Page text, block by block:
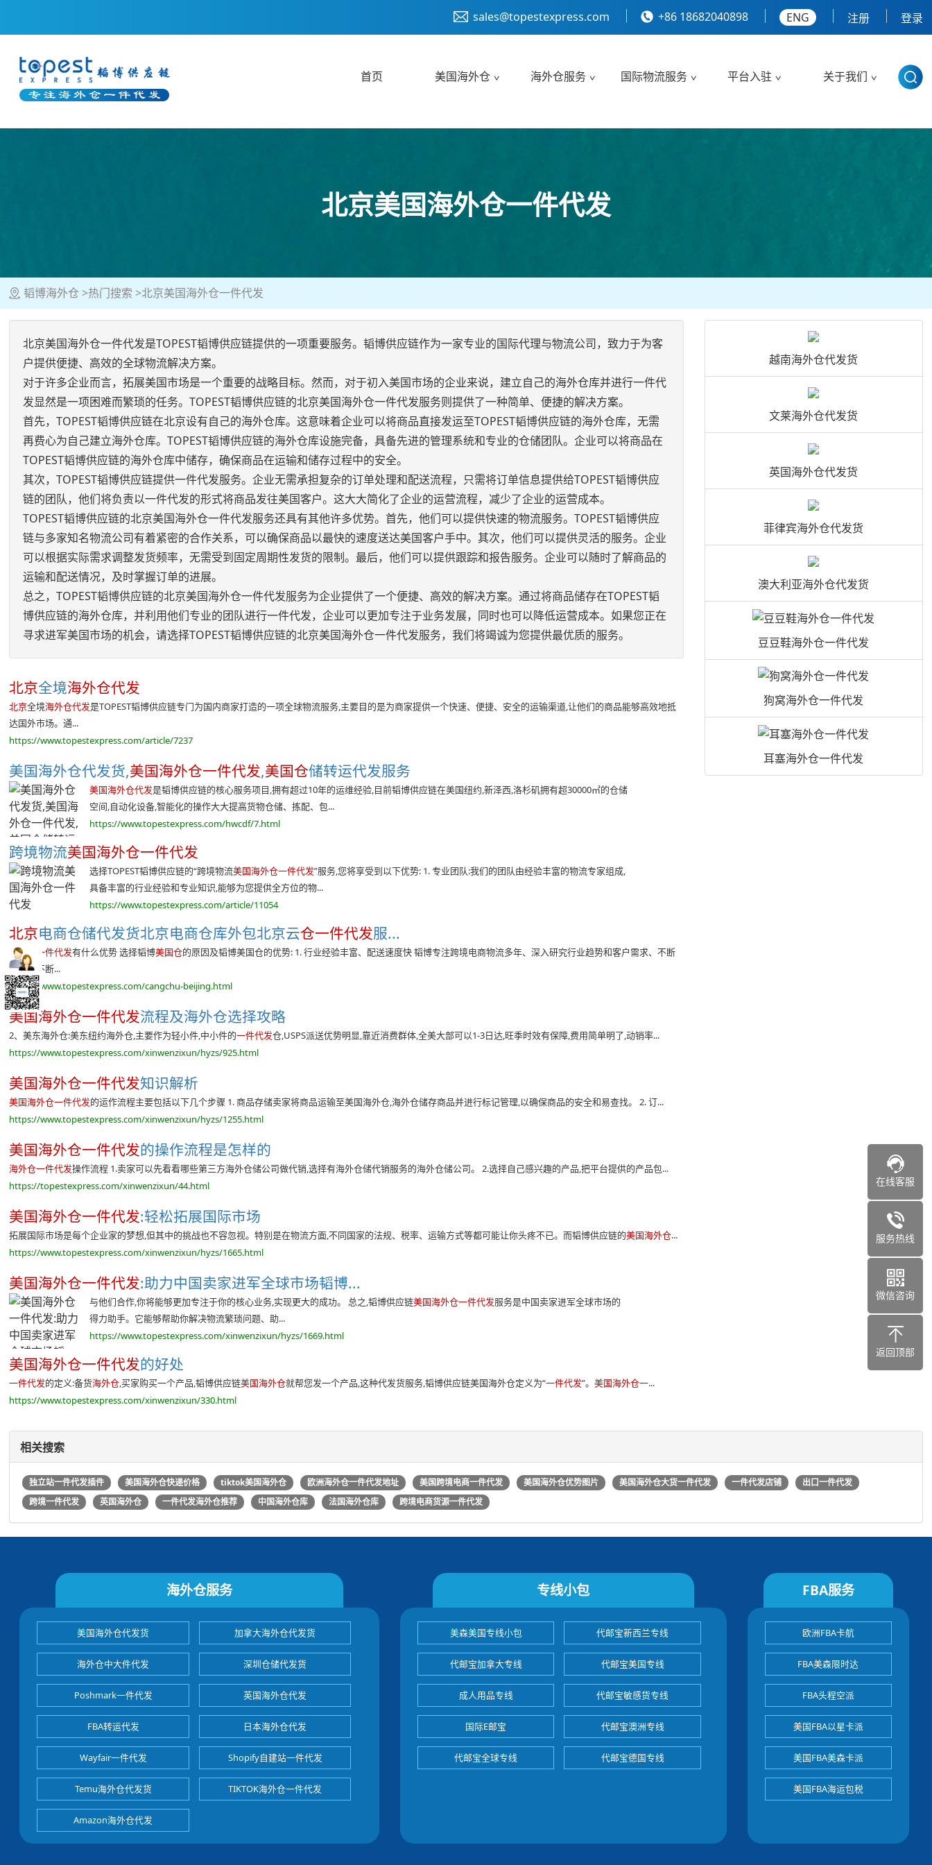
sales@topestexpress.com +86 18682040898 ENG 注册 登录
首页 美国海外仓 海外仓服务 国际物流服务 平台入驻 关于我们
北京美国海外仓一件代发
韬博海外仓 热门搜索 北京美国海外仓一件代发
北京美国海外仓一件代发是TOPEST韬博供应链提供的一项重要服务。韬博供应链作为一家专业的国际代理与物流公司，致力于为客
户提供便捷、高效的全球物流解决方案。
对于许多企业而言，拓展美国市场是一个重要的战略目标。然而，对于初入美国市场的企业来说，建立自己的海外仓库并进行一件代
发显然是一项困难而繁琐的任务。TOPEST韬博供应链的北京美国海外仓一件代发服务则提供了一种简单、便捷的解决方案。
首先，TOPEST韬博供应链在北京设有自己的海外仓库。这意味着企业可以将商品直接发运至TOPEST韬博供应链的海外仓库，无需
再费心为自己建立海外仓库。TOPEST韬博供应链的海外仓库设施完备，具备先进的管理系统和专业的仓储团队。企业可以将商品在
TOPEST韬博供应链的海外仓库中储存，确保商品在运输和储存过程中的安全。
其次，TOPEST韬博供应链提供一件代发服务。企业无需承担复杂的订单处理和配送流程，只需将订单信息提供给TOPEST韬博供应
链的团队，他们将负责以一件代发的形式将商品发往美国客户。这大大简化了企业的运营流程，减少了企业的运营成本。
TOPEST韬博供应链的北京美国海外仓一件代发服务还具有其他许多优势。首先，他们可以提供快速的物流服务。TOPEST韬博供应
链与多家知名物流公司有着紧密的合作关系，可以确保商品以最快的速度送达美国客户手中。其次，他们可以提供灵活的服务。企业
可以根据实际需求调整发货频率，无需受到固定周期性发货的限制。最后，他们可以提供跟踪和报告服务。企业可以随时了解商品的
运输和配送情况，及时掌握订单的进展。
总之，TOPEST韬博供应链的北京美国海外仓一件代发服务为企业提供了一个便捷、高效的解决方案。通过将商品储存在TOPEST韬
博供应链的海外仓库，并利用他们专业的团队进行一件代发，企业可以更加专注于业务发展，同时也可以降低运营成本。如果您正在
寻求进军美国市场的机会，请选择TOPEST韬博供应链的北京美国海外仓一件代发服务，我们将竭诚为您提供最优质的服务。
北京全境海外仓代发
北京全境海外仓代发是TOPEST韬博供应链专门为国内商家打造的一项全球物流服务,主要目的是为商家提供一个快速、便捷、安全的运输渠道,让他们的商品能够高效地抵
达国外市场。通...
https://www.topestexpress.com/article/7237
美国海外仓代发货,美国海外仓一件代发,美国仓储转运代发服务
美国海外仓代发是韬博供应链的核心服务项目,拥有超过10年的运维经验,目前韬博供应链在美国纽约,新泽西,洛杉矶拥有超30000㎡的仓储
空间,自动化设备,智能化的操作大大提高货物仓储、拣配、包...
https://www.topestexpress.com/hwcdf/7.html
跨境物流美国海外仓一件代发
选择TOPEST韬博供应链的“跨境物流美国海外仓一件代发”服务,您将享受到以下优势: 1. 专业团队:我们的团队由经验丰富的物流专家组成,
具备丰富的行业经验和专业知识,能够为您提供全方位的物...
https://www.topestexpress.com/article/11054
北京电商仓储代发货北京电商仓库外包北京云仓一件代发服...
海外仓一件代发有什么优势 选择韬博美国仓的原因及韬博美国仓的优势: 1. 行业经验丰富、配送速度快 韬博专注跨境电商物流多年、深入研究行业趋势和客户需求、不断
创新、不断...
https://www.topestexpress.com/cangchu-beijing.html
美国海外仓一件代发流程及海外仓选择攻略
2、美东海外仓:美东纽约海外仓,主要作为轻小件,中小件的一件代发仓,USPS派送优势明显,靠近消费群体,全美大部可以1-3日达,旺季时效有保障,费用简单明了,动销率...
https://www.topestexpress.com/xinwenzixun/hyzs/925.html
美国海外仓一件代发知识解析
美国海外仓一件代发的运作流程主要包括以下几个步骤 1. 商品存储卖家将商品运输至美国海外仓,海外仓储存商品并进行标记管理,以确保商品的安全和易查找。 2. 订...
https://www.topestexpress.com/xinwenzixun/hyzs/1255.html
美国海外仓一件代发的操作流程是怎样的
海外仓一件代发操作流程 1.卖家可以先看看哪些第三方海外仓储公司做代销,选择有海外仓储代销服务的海外仓储公司。 2.选择自己感兴趣的产品,把平台提供的产品包...
https://topestexpress.com/xinwenzixun/44.html
美国海外仓一件代发:轻松拓展国际市场
拓展国际市场是每个企业家的梦想,但其中的挑战也不容忽视。特别是在物流方面,不同国家的法规、税率、运输方式等都可能让你头疼不已。而韬博供应链的美国海外仓...
https://www.topestexpress.com/xinwenzixun/hyzs/1665.html
美国海外仓一件代发:助力中国卖家进军全球市场韬博...
与他们合作,你将能够更加专注于你的核心业务,实现更大的成功。 总之,韬博供应链美国海外仓一件代发服务是中国卖家进军全球市场的
得力助手。它能够帮助你解决物流繁琐问题、助...
https://www.topestexpress.com/xinwenzixun/hyzs/1669.html
美国海外仓一件代发的好处
一件代发的定义:备货海外仓,买家购买一个产品,韬博供应链美国海外仓就帮您发一个产品,这种代发货服务,韬博供应链美国海外仓定义为“一件代发”。美国海外仓一...
https://www.topestexpress.com/xinwenzixun/330.html
越南海外仓代发货
文莱海外仓代发货
英国海外仓代发货
菲律宾海外仓代发货
澳大利亚海外仓代发货
豆豆鞋海外仓一件代发
狗窝海外仓一件代发
耳塞海外仓一件代发
相关搜索
独立站一件代发插件 美国海外仓快递价格 tiktok美国海外仓 欧洲海外仓一件代发地址 美国跨境电商一件代发 美国海外仓优势图片 美国海外仓大货一件代发 一件代发店铺
出口一件代发
跨境一件代发
英国海外仓 一件代发海外仓推荐 中国海外仓库 法国海外仓库 跨境电商货源一件代发
海外仓服务
美国海外仓代发货 加拿大海外仓代发货
海外仓中大件代发 深圳仓储代发货
Poshmark一件代发 英国海外仓代发
FBA转运代发 日本海外仓代发
Wayfair一件代发 Shopify自建站一件代发
Temu海外仓代发货 TIKTOK海外仓一件代发
Amazon海外仓代发
专线小包
美森美国专线小包 代邮宝新西兰专线
代邮宝加拿大专线 代邮宝美国专线
成人用品专线 代邮宝敏感货专线
国际E邮宝 代邮宝澳洲专线
代邮宝全球专线 代邮宝德国专线
FBA服务
欧洲FBA卡航
FBA美森限时达
FBA头程空派
美国FBA以星卡派
美国FBA美森卡派
美国FBA海运包税
在线客服
服务热线
微信咨询
返回顶部